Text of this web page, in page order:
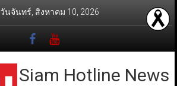
วันจันทร์, สิงหาคม 10, 2026
Siam Hotline News